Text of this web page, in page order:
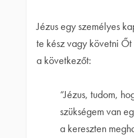
Jézus egy személyes
te kész vagy követni
a következőt:
“Jézus, tudom,
szükségem van
a kereszten